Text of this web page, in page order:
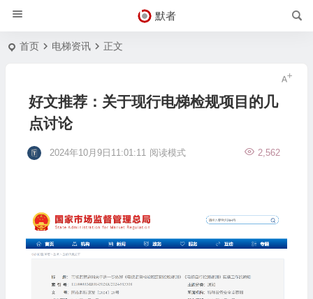
默者
首页 电梯资讯 正文
好文推荐：关于现行电梯检规项目的几
点讨论
2024年10月9日11:01:11 2,562
阅读模式